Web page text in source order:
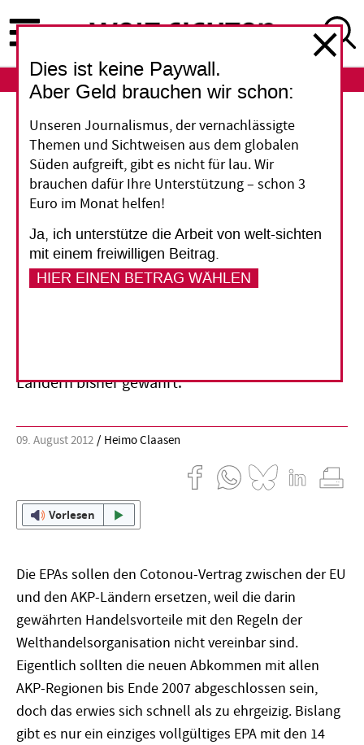
zum
Inhalt
ABO
Brüssel macht Druck bei
Wirtschaftsabkommen
Die Europäische Union (EU) erhöht den Druck
auf die mit ihr assoziierten Länder in Afrika, der
Karibik und der Pazifik-Region (AKP): 18 der
insgesamt 79 AKP-Länder müssen bis Ende 2013
den mit der EU ausgehandelten
Ländern bisher gewährt.
09. August 2012 Heimo Claasen
Vorlesen
Die EPAs sollen den Cotonou-Vertrag zwischen der EU
und den AKP-Ländern ersetzen, weil die darin
gewährten Handelsvorteile mit den Regeln der
Welthandelsorganisation nicht vereinbar sind.
Eigentlich sollten die neuen Abkommen mit allen
AKP-Regionen bis Ende 2007 abgeschlossen sein,
doch das erwies sich schnell als zu ehrgeizig. Bislang
gibt es nur ein einziges vollgültiges EPA mit den 14
Dies ist keine Paywall.
Aber Geld brauchen wir schon:
Unseren Journalismus, der vernachlässigte
Themen und Sichtweisen aus dem globalen
Süden aufgreift, gibt es nicht für lau. Wir
brauchen dafür Ihre Unterstützung – schon 3
Euro im Monat helfen!
Ja, ich unterstütze die Arbeit von welt-sichten
mit einem freiwilligen Beitrag.
HIER EINEN BETRAG WÄHLEN